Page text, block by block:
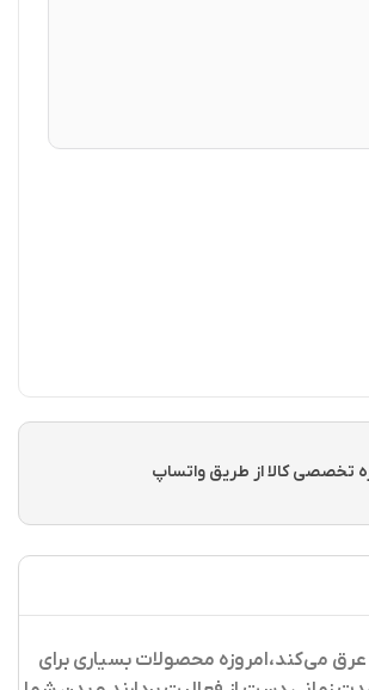
تخصصی کالا از طریق واتساپ
می‌کند،امروزه محصولات بسیاری برای